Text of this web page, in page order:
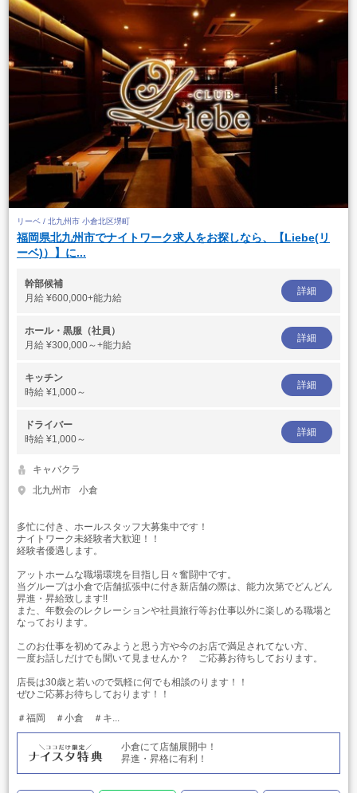
リーベ / 北九州市 小倉北区堺町
福岡県北九州市でナイトワーク求人をお探しなら、【Liebe(リ
ーベ)）】に...
幹部候補
月給 ¥600,000+能力給
詳細
ホール・黒服（社員）
月給 ¥300,000～+能力給
詳細
キッチン
時給 ¥1,000～
詳細
ドライバー
時給 ¥1,000～
詳細
キャバクラ
北九州市
小倉
多忙に付き、ホールスタッフ大募集中です！
ナイトワーク未経験者大歓迎！！
経験者優遇します。
アットホームな職場環境を目指し日々奮闘中です。
当グループは小倉で店舗拡張中に付き新店舗の際は、能力次第でどんどん
昇進・昇給致します!!
また、年数会のレクレーションや社員旅行等お仕事以外に楽しめる職場と
なっております。
このお仕事を初めてみようと思う方や今のお店で満足されてない方、
一度お話しだけでも聞いて見ませんか？ ご応募お待ちしております。
店長は30歳と若いので気軽に何でも相談のります！！
ぜひご応募お待ちしております！！
＃福岡 ＃小倉 ＃キ...
小倉にて店舗展開中！
昇進・昇格に有利！